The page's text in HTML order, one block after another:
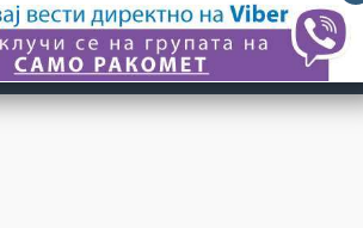
© 2024 САМО РАКОМЕТ